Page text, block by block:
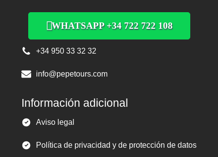
WHATSAPP +34 722 722 108
+34 950 33 32 32
info@pepetours.com
Información adicional
Aviso legal
Política de privacidad y de protección de datos